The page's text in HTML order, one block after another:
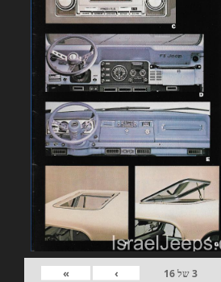
3של16
›
»